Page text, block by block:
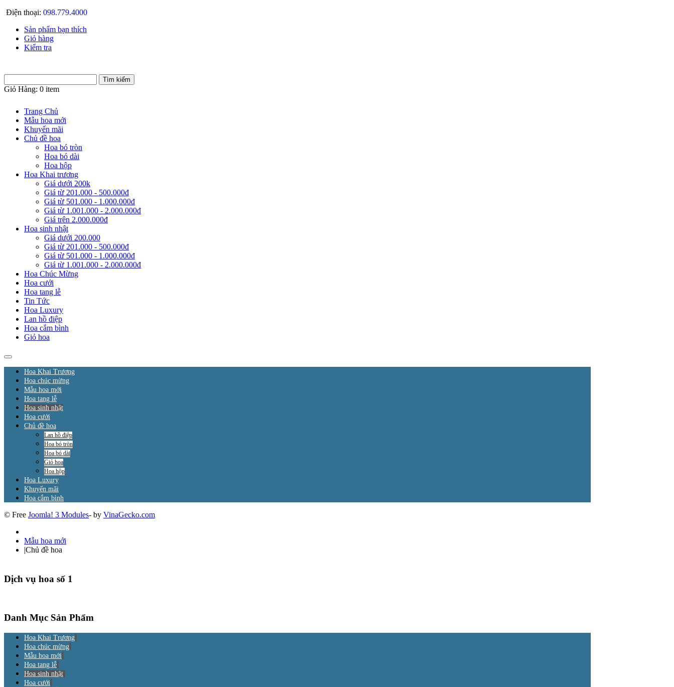
Điện thoại: 098.779.4000
Sản phẩm bạn thích
Giỏ hàng
Kiểm tra
Giỏ Hàng: 0 item
Trang Chủ
Mẫu hoa mới
Khuyến mãi
Chủ đề hoa
Hoa bó tròn
Hoa bó dài
Hoa hộp
Hoa Khai trương
Giá dưới 200k
Giá từ 201.000 - 500.000đ
Giá từ 501.000 - 1.000.000đ
Giá từ 1.001.000 - 2.000.000đ
Giá trên 2.000.000đ
Hoa sinh nhật
Giá dưới 200.000
Giá từ 201.000 - 500.000đ
Giá từ 501.000 - 1.000.000đ
Giá từ 1.001.000 - 2.000.000đ
Hoa Chúc Mừng
Hoa cưới
Hoa tang lễ
Tin Tức
Hoa Luxury
Lan hồ điệp
Hoa cắm bình
Giỏ hoa
Hoa Khai Trương
Hoa chúc mừng
Mẫu hoa mới
Hoa tang lễ
Hoa sinh nhật
Hoa cưới
Chủ đề hoa
Lan hồ điệp
Hoa bó tròn
Hoa bó dài
Giỏ hoa
Hoa hộp
Hoa Luxury
Khuyến mãi
Hoa cắm bình
© Free Joomla! 3 Modules- by VinaGecko.com
Mẫu hoa mới
|Chủ đề hoa
Dịch vụ hoa số 1
Danh Mục Sản Phẩm
Hoa Khai Trương
Hoa chúc mừng
Mẫu hoa mới
Hoa tang lễ
Hoa sinh nhật
Hoa cưới